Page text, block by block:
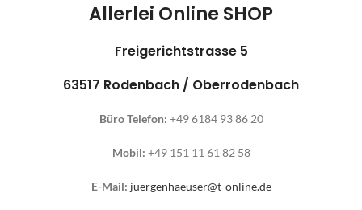
Allerlei Online SHOP
Freigerichtstrasse 5
63517 Rodenbach / Oberrodenbach
Büro Telefon: +49 6184 93 86 20
Mobil: +49 151 11 61 82 58
E-Mail: juergenhaeuser@t-online.de